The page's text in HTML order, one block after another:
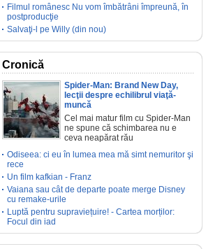
Filmul românesc Nu vom îmbătrâni împreună, în
postproducţie
Salvaţi-l pe Willy (din nou)
Cronică
Spider-Man: Brand New Day,
lecţii despre echilibrul viaţă-
muncă
Cel mai matur film cu Spider-Man
ne spune că schimbarea nu e
ceva neapărat rău
Odiseea: ci eu în lumea mea mă simt nemuritor şi
rece
Un film kafkian - Franz
Vaiana sau cât de departe poate merge Disney
cu remake-urile
Luptă pentru supraviețuire! - Cartea morților:
Focul din iad